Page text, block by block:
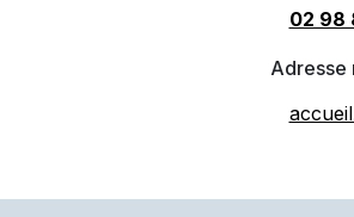
02 98
Adresse